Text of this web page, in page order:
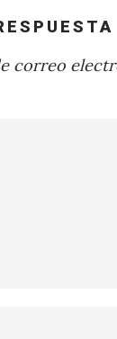
correo